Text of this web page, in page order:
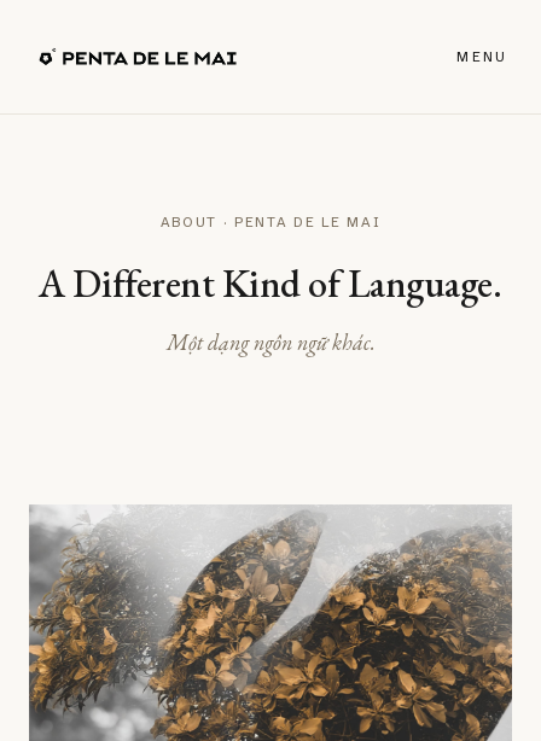
MENU
ABOUT · PENTA DE LE MAI
A Different Kind of Language.
Một dạng ngôn ngữ khác.